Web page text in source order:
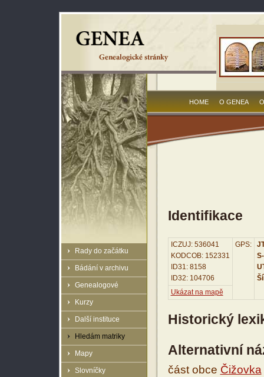
Rady do začátku
Bádání v archivu
Genealogové
Kurzy
Další instituce
Hledám matriky
Mapy
Slovníčky
HOME O GENEA
Identifikace
ICZUJ: 536041
KODCOB: 152331
ID31: 8158
ID32: 104706
GPS:
Ukázat na mapě
Historický
Alternativní
část obce Čižovka